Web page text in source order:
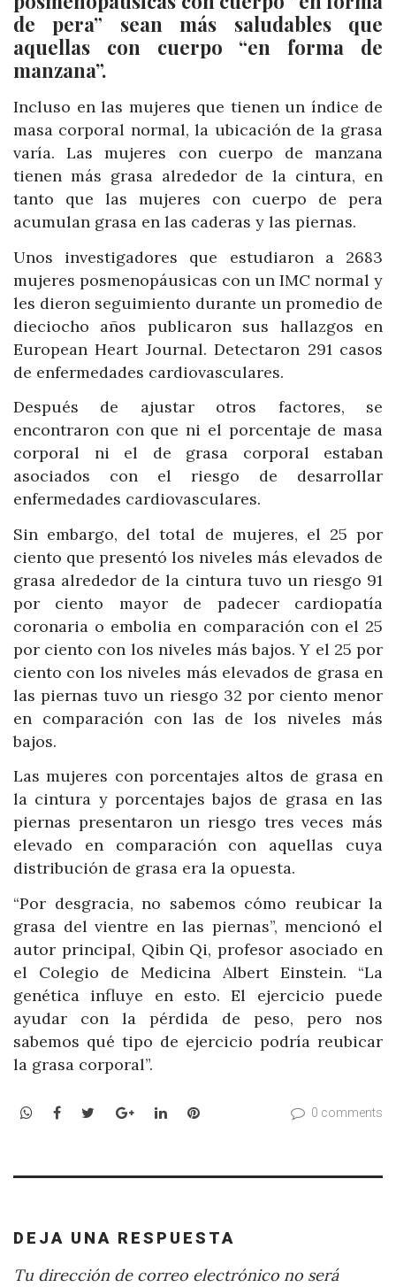
de pera” sean más saludables que
aquellas con cuerpo “en forma de
manzana”.
Incluso en las mujeres que tienen un índice de
masa corporal normal, la ubicación de la grasa
varía. Las mujeres con cuerpo de manzana
tienen más grasa alrededor de la cintura, en
tanto que las mujeres con cuerpo de pera
acumulan grasa en las caderas y las piernas.
Unos investigadores que estudiaron a 2683
mujeres posmenopáusicas con un IMC normal y
les dieron seguimiento durante un promedio de
dieciocho años publicaron sus hallazgos en
European Heart Journal. Detectaron 291 casos
de enfermedades cardiovasculares.
Después de ajustar otros factores, se
encontraron con que ni el porcentaje de masa
corporal ni el de grasa corporal estaban
asociados con el riesgo de desarrollar
enfermedades cardiovasculares.
Sin embargo, del total de mujeres, el 25 por
ciento que presentó los niveles más elevados de
grasa alrededor de la cintura tuvo un riesgo 91
por ciento mayor de padecer cardiopatía
coronaria o embolia en comparación con el 25
por ciento con los niveles más bajos. Y el 25 por
ciento con los niveles más elevados de grasa en
las piernas tuvo un riesgo 32 por ciento menor
en comparación con las de los niveles más
bajos.
Las mujeres con porcentajes altos de grasa en
la cintura y porcentajes bajos de grasa en las
piernas presentaron un riesgo tres veces más
elevado en comparación con aquellas cuya
distribución de grasa era la opuesta.
“Por desgracia, no sabemos cómo reubicar la
grasa del vientre en las piernas”, mencionó el
autor principal, Qibin Qi, profesor asociado en
el Colegio de Medicina Albert Einstein. “La
genética influye en esto. El ejercicio puede
ayudar con la pérdida de peso, pero nos
sabemos qué tipo de ejercicio podría reubicar
la grasa corporal”.
WhatsApp
Facebook
TwitterGoogle+LinkedInPinterest 0 comments
DEJA UNA RESPUESTA
Tu dirección de correo electrónico no será